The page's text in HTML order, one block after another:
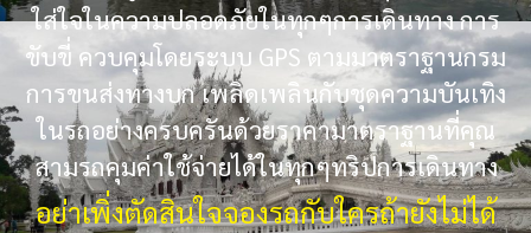
ใส่ใจในความปลอดภัยในทุกๆการเดินทาง การ
ขับขี่ ควบคุมโดยระบบ GPS ตามมาตราฐานกรม
การขนส่งทางบก เพลิดเพลินกับชุดความบันเทิง
ในรถอย่างครบครันด้วยราคามาตราฐานที่คุณ
สามรถคุมค่าใช้จ่ายได้ในทุกๆทริปการเดินทาง
อย่าเพิ่งตัดสินใจจองรถกับใครถ้ายังไม่ได้